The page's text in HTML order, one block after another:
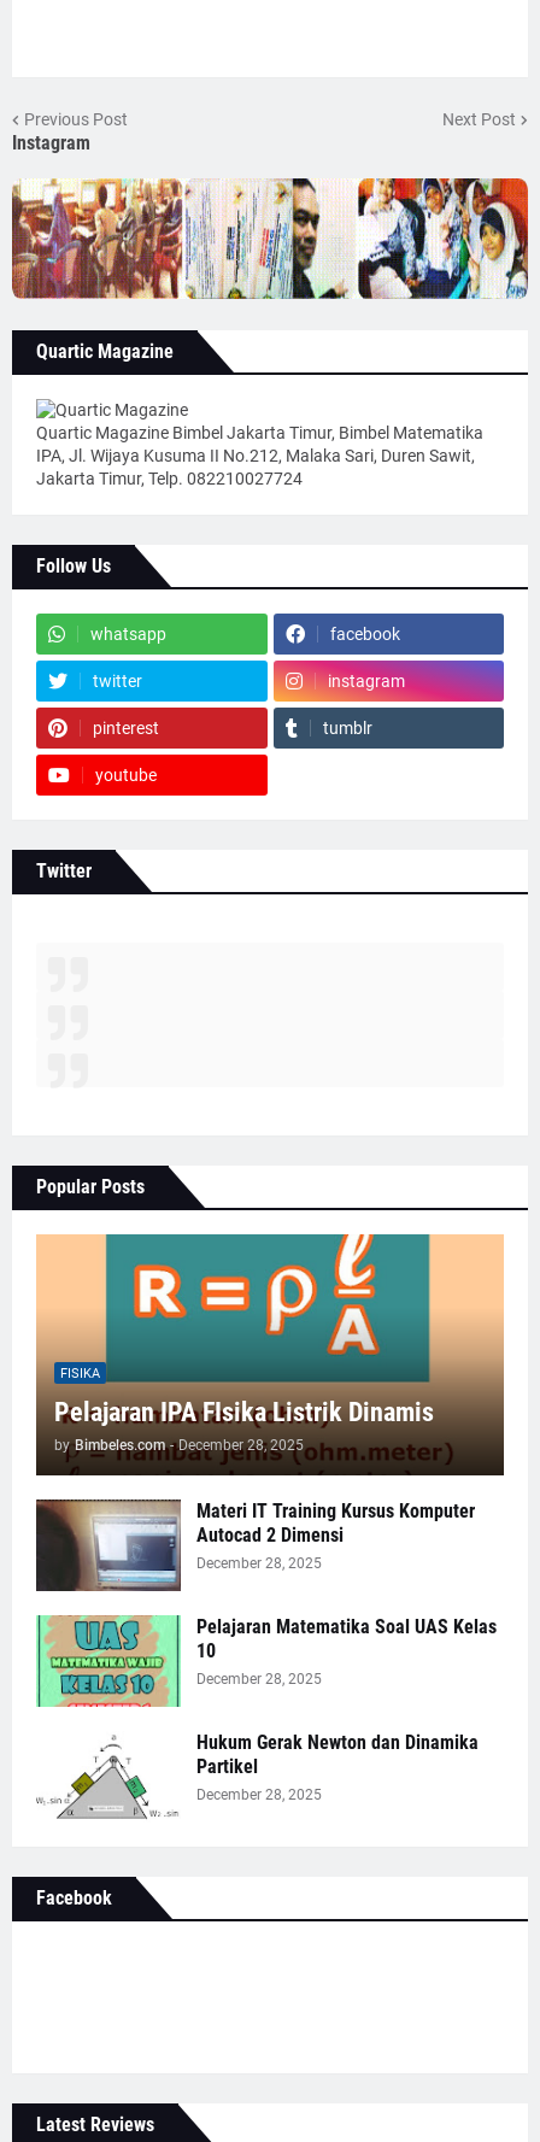
Previous Post Next Post
Instagram
Quartic Magazine
Quartic Magazine Bimbel Jakarta Timur, Bimbel Matematika
IPA, Jl. Wijaya Kusuma II No.212, Malaka Sari, Duren Sawit,
Jakarta Timur, Telp. 082210027724
Follow Us
whatsapp facebook
twitter instagram
pinterest tumblr
youtube
Twitter
Popular Posts
FISIKA
Pelajaran IPA FIsika Listrik Dinamis
by Bimbeles.com - December 28, 2025
Materi IT Training Kursus Komputer
Autocad 2 Dimensi
December 28, 2025
Pelajaran Matematika Soal UAS Kelas
10
December 28, 2025
Hukum Gerak Newton dan Dinamika
Partikel
December 28, 2025
Facebook
Latest Reviews